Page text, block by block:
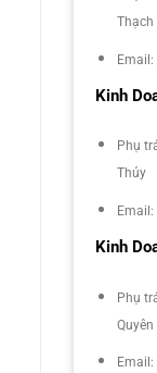
Thạch
Kinh
Phụ
Thúy
Kinh
Phụ
Quyên